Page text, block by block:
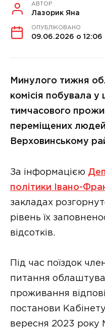
АВТОР
Лазорик Яна
ОПУБЛІКОВАНО
09.06.2026 о 12:06
Минулого тижня
комісія побувала у
тимчасового
переміщених
Верховинському
За інформацією
політики Івано-
закладах
рівень їх
відсотків.
Під час поїздок
питання
проживання
постанови Кабінету
вересня 2023 року